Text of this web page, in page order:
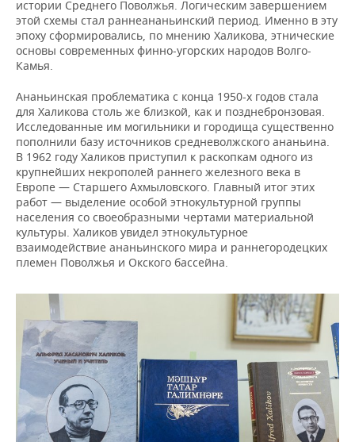
истории Среднего Поволжья. Логическим завершением
этой схемы стал раннеананьинский период. Именно в эту
эпоху сформировались, по мнению Халикова, этнические
основы современных финно-угорских народов Волго-
Камья.
Ананьинская проблематика с конца 1950-х годов стала
для Халикова столь же близкой, как и позднебронзовая.
Исследованные им могильники и городища существенно
пополнили базу источников средневолжского ананьина.
В 1962 году Халиков приступил к раскопкам одного из
крупнейших некрополей раннего железного века в
Европе — Старшего Ахмыловского. Главный итог этих
работ — выделение особой этнокультурной группы
населения со своеобразными чертами материальной
культуры. Халиков увидел этнокультурное
взаимодействие ананьинского мира и раннегородецких
племен Поволжья и Окского бассейна.